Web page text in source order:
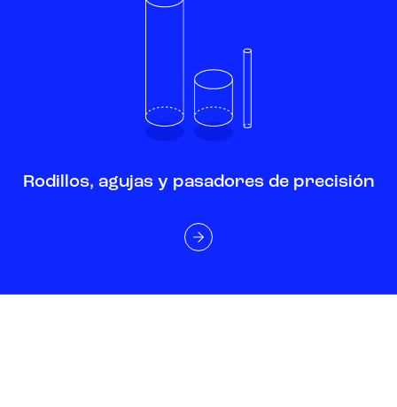
Rodillos, agujas y pasadores de precisión